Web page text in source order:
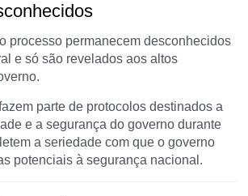
processo permanecem desconhecidos
e só são revelados aos altos
parte de protocolos destinados a
e a segurança do governo durante
a seriedade com que o governo
potenciais à segurança nacional.